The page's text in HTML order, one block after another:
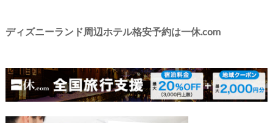
ディズニーランド周辺ホテル格安予約は一休.com